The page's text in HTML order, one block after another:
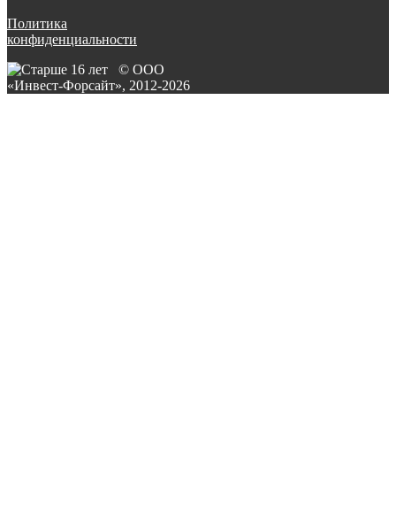
Политика
конфиденциальности
© ООО
«Инвест-Форсайт», 2012-2026